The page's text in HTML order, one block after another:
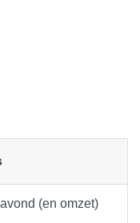
(en omzet)